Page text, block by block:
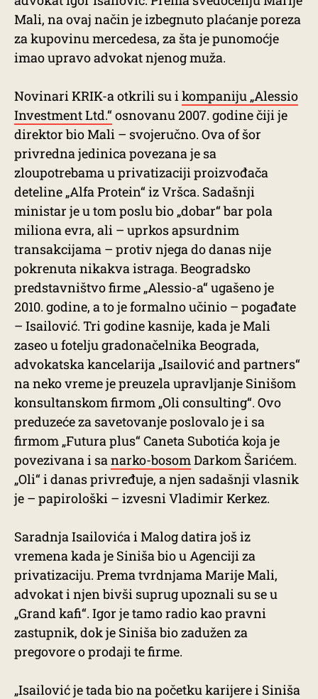
Mali, na ovaj način je izbegnuto plaćanje poreza
za kupovinu mercedesa, za šta je punomoćje
imao upravo advokat njenog muža.
Novinari KRIK-a otkrili su ikompaniju „Alessio
Investment Ltd.“ osnovanu 2007. godine čiji je
direktor bio Mali – svojeručno. Ova of šor
privredna jedinica povezana je sa
zloupotrebama u privatizaciji proizvođača
deteline „Alfa Protein“ iz Vršca. Sadašnji
ministar je u tom poslu bio „dobar“ bar pola
miliona evra, ali – uprkos apsurdnim
transakcijama – protiv njega do danas nije
pokrenuta nikakva istraga. Beogradsko
predstavništvo firme „Alessio-a“ ugašeno je
2010. godine, a to je formalno učinio – pogađate
– Isailović. Tri godine kasnije, kada je Mali
zaseo u fotelju gradonačelnika Beograda,
advokatska kancelarija „Isailović and partners“
na neko vreme je preuzela upravljanje Sinišom
konsultanskom firmom „Oli consulting“. Ovo
preduzeće za savetovanje poslovalo je i sa
firmom „Futura plus“ Caneta Subotića koja je
povezivana i sanarko-bosomDarkom Šarićem.
„Oli“ i danas privređuje, a njen sadašnji vlasnik
je – papirološki – izvesni Vladimir Kerkez.
Saradnja Isailovića i Malog datira još iz
vremena kada je Siniša bio u Agenciji za
privatizaciju. Prema tvrdnjama Marije Mali,
advokat i njen bivši suprug upoznali su se u
„Grand kafi“. Igor je tamo radio kao pravni
zastupnik, dok je Siniša bio zadužen za
pregovore o prodaji te firme.
„Isailović je tada bio na početku karijere i Siniša